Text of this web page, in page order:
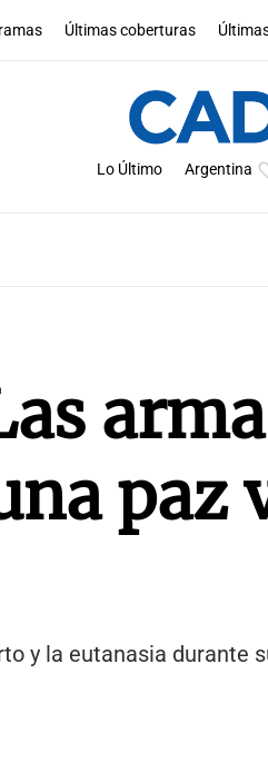
Últimas coberturas
Lo Último Argentina
paz
y la eutanasia durante